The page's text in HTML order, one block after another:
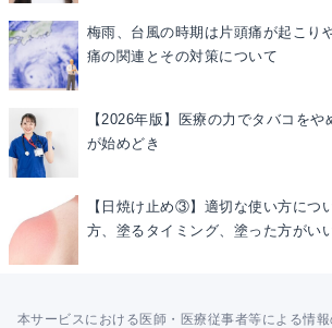
梅雨、台風の時期は片頭痛が起こり
痛の関連とその対策について
【2026年版】医療の力でタバコを
が始めどき
【日焼け止め③】適切な使い方につ
方、塗るタイミング、塗った方がい
本サービスにおける医師・医療従事者等による情